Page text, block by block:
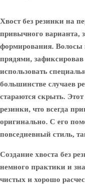
Хвост без резинки на
привычного варианта,
формирования.
прядями,
использовать
большинстве случаев
стараются скрыть.
резинки, что всегда
оригинально. С его
повседневный стиль,
Создание хвоста без
немного практики и
чистых и хорошо